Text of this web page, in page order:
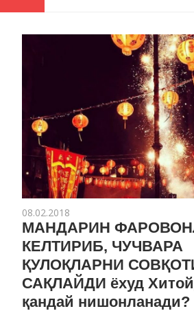
08.02.2018
МАНДАРИН
КЕЛТИРИБ, ЧУЧВАРА
ҚУЛОҚЛАРНИ
САҚЛАЙДИ ёхуд
қандай нишонланади?